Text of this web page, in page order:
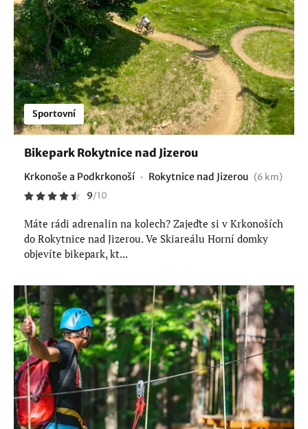
Sportovní
Bikepark Rokytnice nad Jizerou
Krkonoše a Podkrkonoší Rokytnice nad Jizerou (6 km)
9/10
Máte rádi adrenalin na kolech? Zajeďte si v Krkonoších
do Rokytnice nad Jizerou. Ve Skiareálu Horní domky
objevíte bikepark, kt...